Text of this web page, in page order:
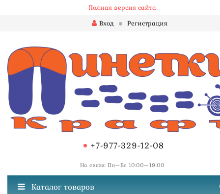
Полная версия сайта
Вход
Регистрация
+7-977-329-12-08
На связи: Пн—Вс 10:00—19:00
Каталог товаров